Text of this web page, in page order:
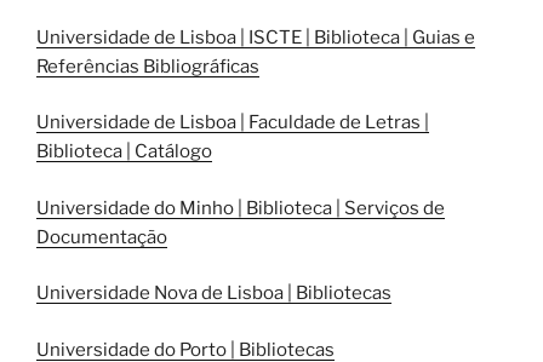
Universidade de Lisboa | ISCTE | Biblioteca | Guias e
Referências Bibliográficas
Universidade de Lisboa | Faculdade de Letras |
Biblioteca | Catálogo
Universidade do Minho | Biblioteca | Serviços de
Documentação
Universidade Nova de Lisboa | Bibliotecas
Universidade do Porto | Bibliotecas